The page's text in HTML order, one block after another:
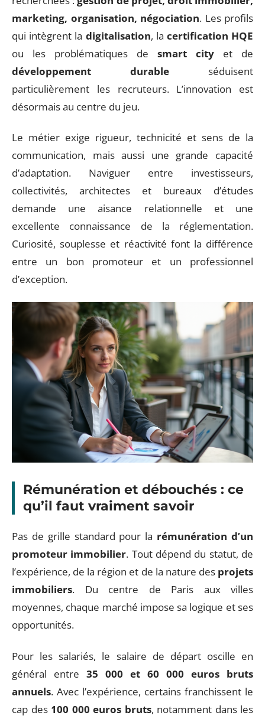
marketing, organisation, négociation. Les profils
qui intègrent la digitalisation, la certification HQE
ou les problématiques de smart city et de
développement durable séduisent
particulièrement les recruteurs. L’innovation est
désormais au centre du jeu.
Le métier exige rigueur, technicité et sens de la
communication, mais aussi une grande capacité
d’adaptation. Naviguer entre investisseurs,
collectivités, architectes et bureaux d’études
demande une aisance relationnelle et une
excellente connaissance de la réglementation.
Curiosité, souplesse et réactivité font la différence
entre un bon promoteur et un professionnel
d’exception.
Rémunération et débouchés : ce
qu’il faut vraiment savoir
Pas de grille standard pour la rémunération d’un
promoteur immobilier. Tout dépend du statut, de
l’expérience, de la région et de la nature des projets
immobiliers. Du centre de Paris aux villes
moyennes, chaque marché impose sa logique et ses
opportunités.
Pour les salariés, le salaire de départ oscille en
général entre 35 000 et 60 000 euros bruts
annuels. Avec l’expérience, certains franchissent le
cap des 100 000 euros bruts, notamment dans les